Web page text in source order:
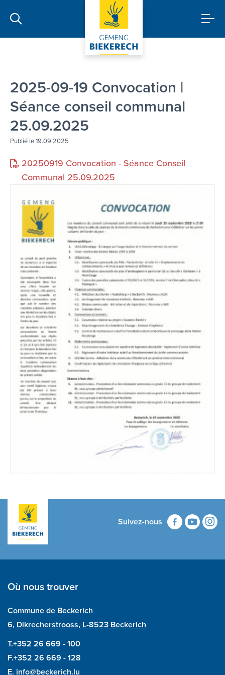
2025-09-19 Convocation |
Séance conseil communal
25.09.2025
Publié le 19.09.2025
20250919 Convocation - Séance Conseil
Communal 25.09.2025
Suivez-nous
Où nous trouver
Commune de Beckerich
6, Dikrecherstrooss, L-8523 Beckerich
T.+352 26 669 - 100
F.+352 26 669 - 128
E. info@beckerich.lu